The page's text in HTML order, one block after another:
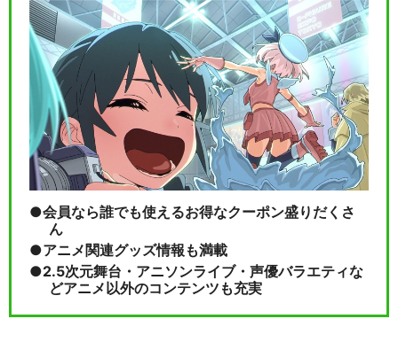
会員なら誰でも使えるお得なクーポン盛りだくさ
ん
アニメ関連グッズ情報も満載
2.5次元舞台・アニソンライブ・声優バラエティな
どアニメ以外のコンテンツも充実